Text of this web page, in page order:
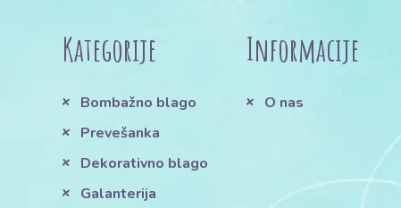
Kategorije
Bombažno blago
Prevešanka
Dekorativno blago
Galanterija
Informacije
O nas